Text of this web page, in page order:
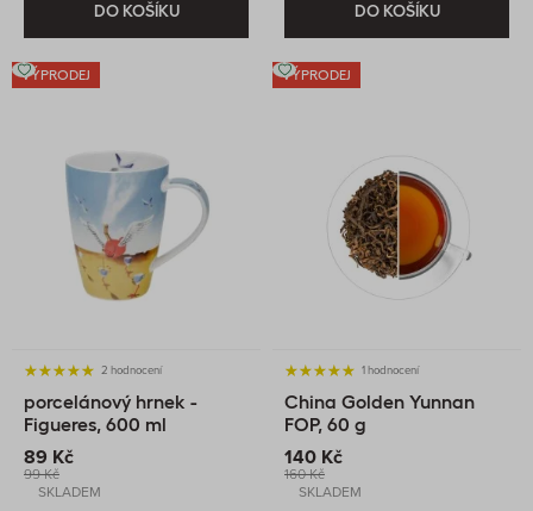
DO KOŠÍKU DO KOŠÍKU
VÝPRODEJ
2 hodnocení
porcelánový hrnek -
Figueres, 600 ml
89 Kč
99 Kč
SKLADEM
VÝPRODEJ
1 hodnocení
China Golden Yunnan
FOP, 60 g
140 Kč
160 Kč
SKLADEM